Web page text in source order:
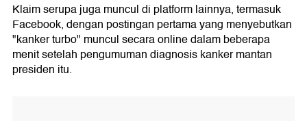
Klaim serupa juga muncul di platform lainnya, termasuk
Facebook, dengan postingan pertama yang menyebutkan
"kanker turbo" muncul secara online dalam beberapa
menit setelah pengumuman diagnosis kanker mantan
presiden itu.